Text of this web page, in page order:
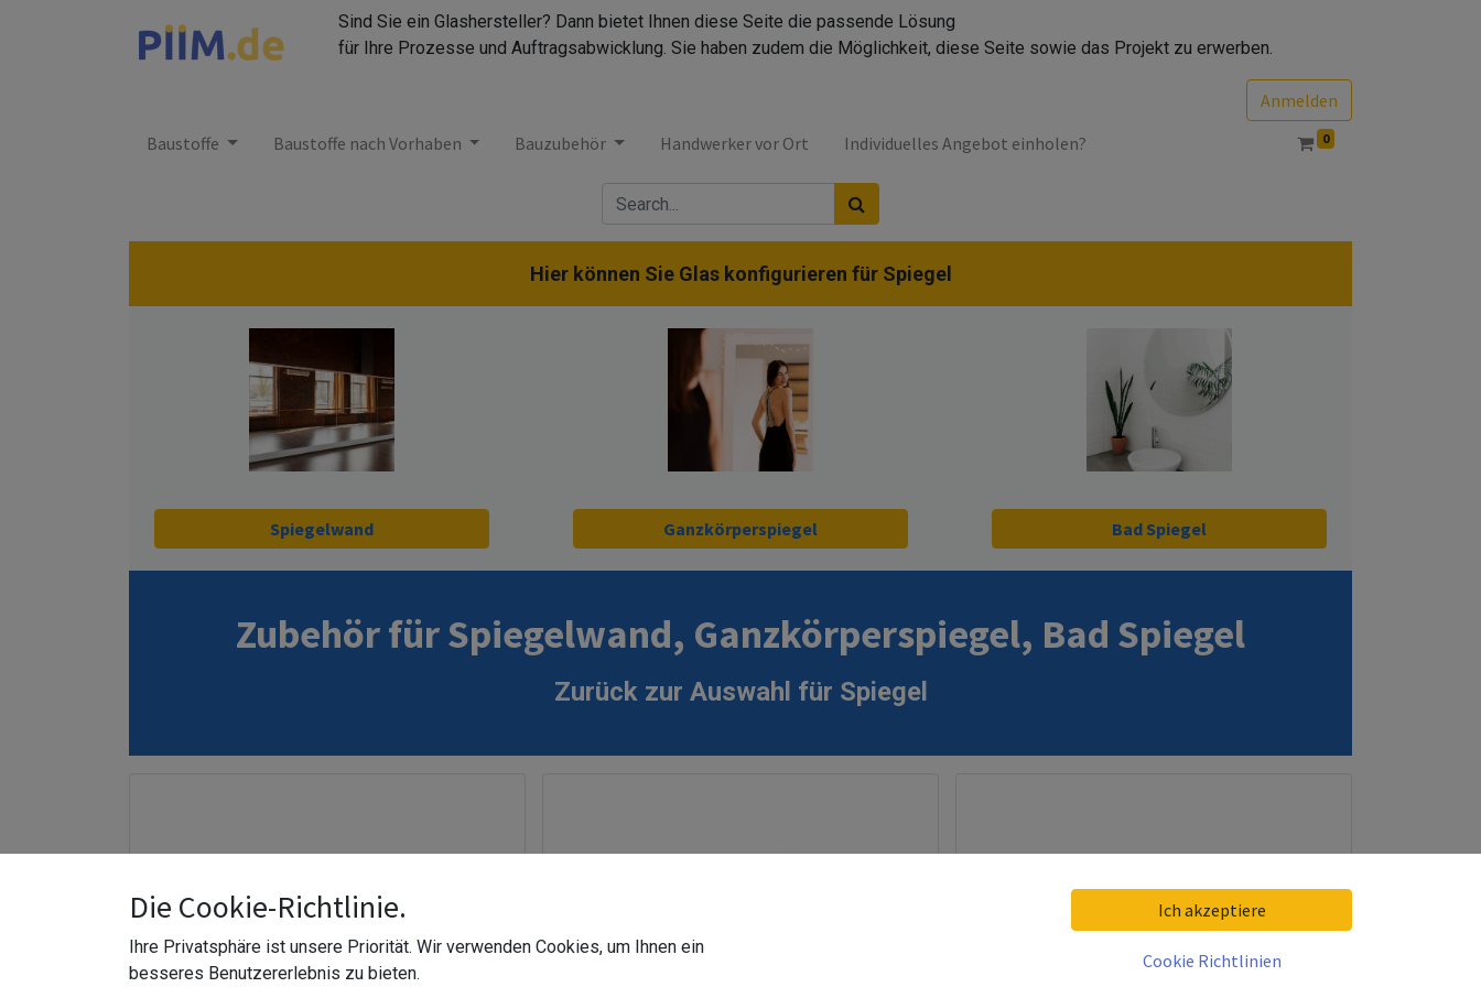
Sind Sie ein Glashersteller? Dann bietet Ihnen diese Seite die passende Lösung
für Ihre Prozesse und Auftragsabwicklung. Sie haben zudem die Möglichkeit, diese Seite sowie das Projekt zu erwerben.
Anmelden
Baustoffe
Baustoffe nach Vorhaben Bauzubehör Handwerker vor Ort Individuelles Angebot einholen? 0
Hier können Sie Glas konfigurieren für Spiegel
Spiegelwand Ganzkörperspiegel Bad Spiegel
Zubehör fürSpiegelwand, Ganzkörperspiegel, Bad Spiegel
Zurück zur Auswahl für Spiegel
Die Cookie-Richtlinie.
Ihre Privatsphäre ist unsere Priorität. Wir verwenden Cookies, um Ihnen ein
besseres Benutzererlebnis zu bieten.
Ich akzeptiere
Cookie Richtlinien